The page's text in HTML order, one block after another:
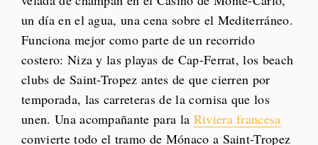
un día en el agua, una cena sobre el Mediterráneo.
Funciona mejor como parte de un recorrido
costero: Niza y las playas de Cap-Ferrat, los beach
clubs de Saint-Tropez antes de que cierren por
temporada, las carreteras de la cornisa que los
unen. Una acompañante para la Riviera francesa
convierte todo el tramo de Mónaco a Saint-Tropez